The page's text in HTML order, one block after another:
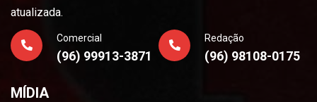
atualizada.
Comercial
(96) 99913-3871
Redação
(96) 98108-0175
MÍDIA